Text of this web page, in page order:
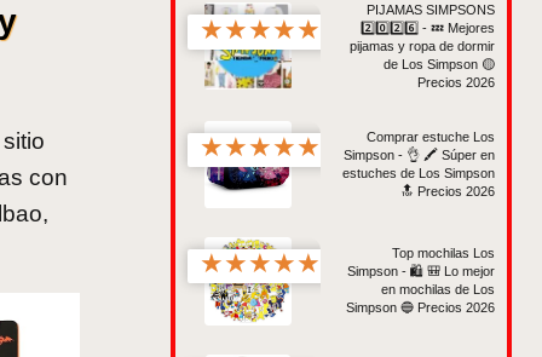
con
★★★★★
PIJAMAS SIMPSONS
2️⃣0️⃣2️⃣6️⃣ - 💤 Mejores
pijamas y ropa de dormir
de Los Simpson 🟡
Precios 2026
★★★★★
Comprar estuche Los
Simpson - 👌 🖍️ Súper en
estuches de Los Simpson
🔝 Precios 2026
★★★★★
Top mochilas Los
Simpson - 🛍️ 🎒 Lo mejor
en mochilas de Los
Simpson 🔵 Precios 2026